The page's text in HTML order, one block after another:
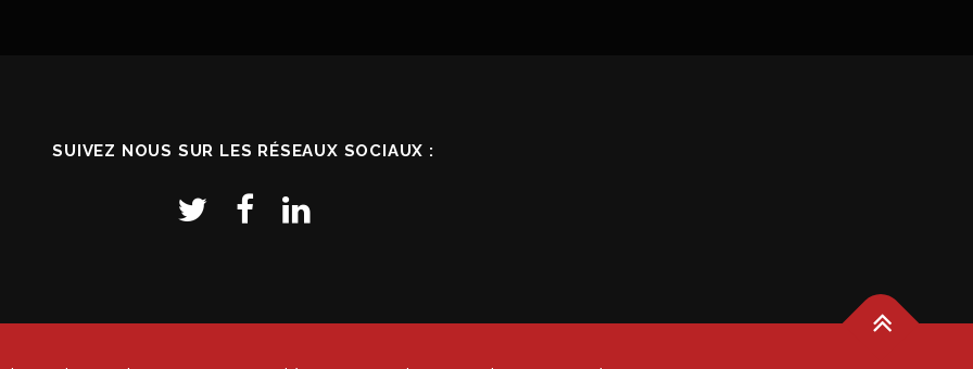
SUIVEZ NOUS SUR LES RÉSEAUX SOCIAUX :